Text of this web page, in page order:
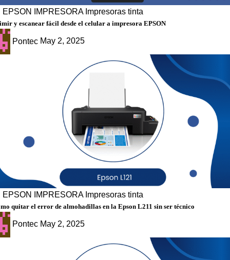
EPSON IMPRESORA Impresoras tinta
y escanear fácil desde el celular a impresora EPSON
Pontec May 2, 2025
EPSON IMPRESORA Impresoras tinta
quitar el error de almohadillas en la Epson L211 sin ser técnico
Pontec May 2, 2025